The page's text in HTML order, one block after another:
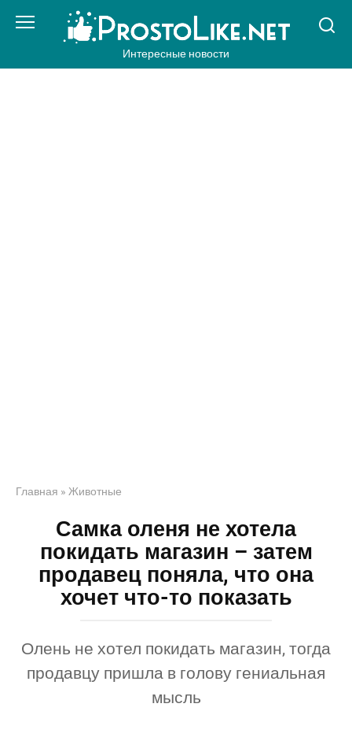
Интересные новости
Главная » Животные
Самка оленя не хотела
покидать магазин – затем
продавец поняла, что она
хочет что-то показать
Олень не хотел покидать магазин, тогда
продавцу пришла в голову гениальная
мысль